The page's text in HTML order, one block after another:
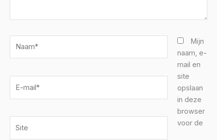
mail*
Mijn
naam, e-
mail en
site
opslaan
in deze
browser
voor de